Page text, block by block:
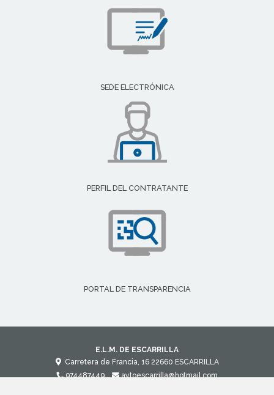
SEDE ELECTRÓNICA
PERFIL DEL CONTRATANTE
PORTAL DE TRANSPARENCIA
E.L.M. DE ESCARRILLA
Carretera de Francia, 16 22660 ESCARRILLA
974487449
aytoescarrilla@hotmail.com